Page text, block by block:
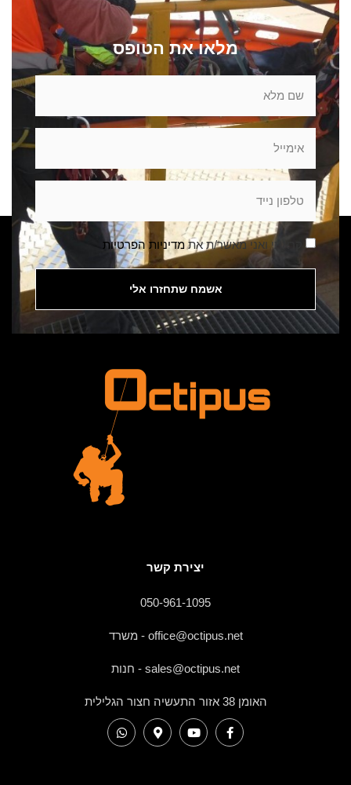
מלאו את הטופס
קראתי ואני מאשר/ת אתמדיניות הפרטיות
אשמח שתחזרו אלי
יצירת קשר
050-961-1095
office@octipus.net - משרד
sales@octipus.net - חנות
האומן 38 אזור התעשיה חצור הגלילית